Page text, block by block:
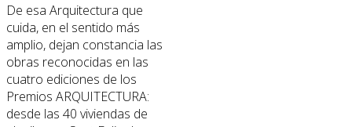
De esa Arquitectura que
cuida, en el sentido más
amplio, dejan constancia las
obras reconocidas en las
cuatro ediciones de los
Premios ARQUITECTURA:
desde las 40 viviendas de